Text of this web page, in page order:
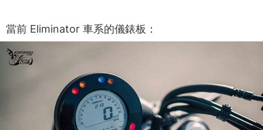
當前 Eliminator 車系的儀錶板：